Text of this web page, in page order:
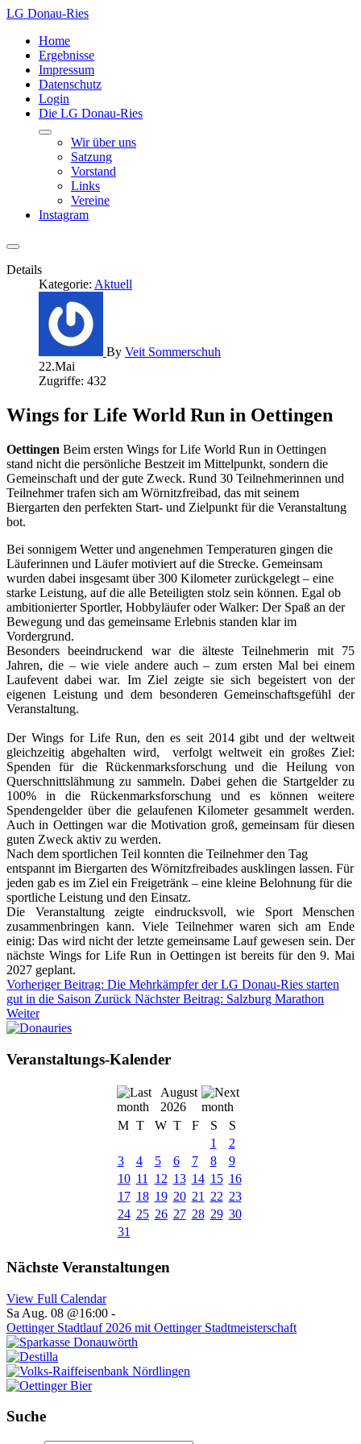
LG Donau-Ries
Home
Ergebnisse
Impressum
Datenschutz
Login
Die LG Donau-Ries
Wir über uns
Satzung
Vorstand
Links
Vereine
Instagram
Details
Kategorie: Aktuell
By Veit Sommerschuh
22.Mai
Zugriffe: 432
Wings for Life World Run in Oettingen
Oettingen Beim ersten Wings for Life World Run in Oettingen
stand nicht die persönliche Bestzeit im Mittelpunkt, sondern die
Gemeinschaft und der gute Zweck. Rund 30 Teilnehmerinnen und
Teilnehmer trafen sich am Wörnitzfreibad, das mit seinem
Biergarten den perfekten Start- und Zielpunkt für die Veranstaltung
bot.
Bei sonnigem Wetter und angenehmen Temperaturen gingen die
Läuferinnen und Läufer motiviert auf die Strecke. Gemeinsam
wurden dabei insgesamt über 300 Kilometer zurückgelegt – eine
starke Leistung, auf die alle Beteiligten stolz sein können. Egal ob
ambitionierter Sportler, Hobbyläufer oder Walker: Der Spaß an der
Bewegung und das gemeinsame Erlebnis standen klar im
Vordergrund.
Besonders beeindruckend war die älteste Teilnehmerin mit 75
Jahren, die – wie viele andere auch – zum ersten Mal bei einem
Laufevent dabei war. Im Ziel zeigte sie sich begeistert von der
eigenen Leistung und dem besonderen Gemeinschaftsgefühl der
Veranstaltung.
Der Wings for Life Run, den es seit 2014 gibt und der weltweit
gleichzeitig abgehalten wird, verfolgt weltweit ein großes Ziel:
Spenden für die Rückenmarksforschung und die Heilung von
Querschnittslähmung zu sammeln. Dabei gehen die Startgelder zu
100% in die Rückenmarksforschung und es können weitere
Spendengelder über die gelaufenen Kilometer gesammelt werden.
Auch in Oettingen war die Motivation groß, gemeinsam für diesen
guten Zweck aktiv zu werden.
Nach dem sportlichen Teil konnten die Teilnehmer den Tag
entspannt im Biergarten des Wörnitzfreibades ausklingen lassen. Für
jeden gab es im Ziel ein Freigetränk – eine kleine Belohnung für die
sportliche Leistung und den Einsatz.
Die Veranstaltung zeigte eindrucksvoll, wie Sport Menschen
zusammenbringen kann. Viele Teilnehmer waren sich am Ende
einig: Das wird nicht der letzte gemeinsame Lauf gewesen sein. Der
nächste Wings for Life Run in Oettingen ist bereits für den 9. Mai
2027 geplant.
Vorheriger Beitrag: Die Mehrkämpfer der LG Donau-Ries starten
gut in die Saison Zurück Nächster Beitrag: Salzburg Marathon
Weiter
Veranstaltungs-Kalender
August
2026
M T W T F S
S
1
2
3
4 5 6 7 8
9
10 11 12 13 14 15 16
17 18 19 20 21 22 23
24 25 26 27 28 29 30
31
Nächste Veranstaltungen
View Full Calendar
Sa Aug. 08 @16:00 -
Oettinger Stadtlauf 2026 mit Oettinger Stadtmeisterschaft
Suche